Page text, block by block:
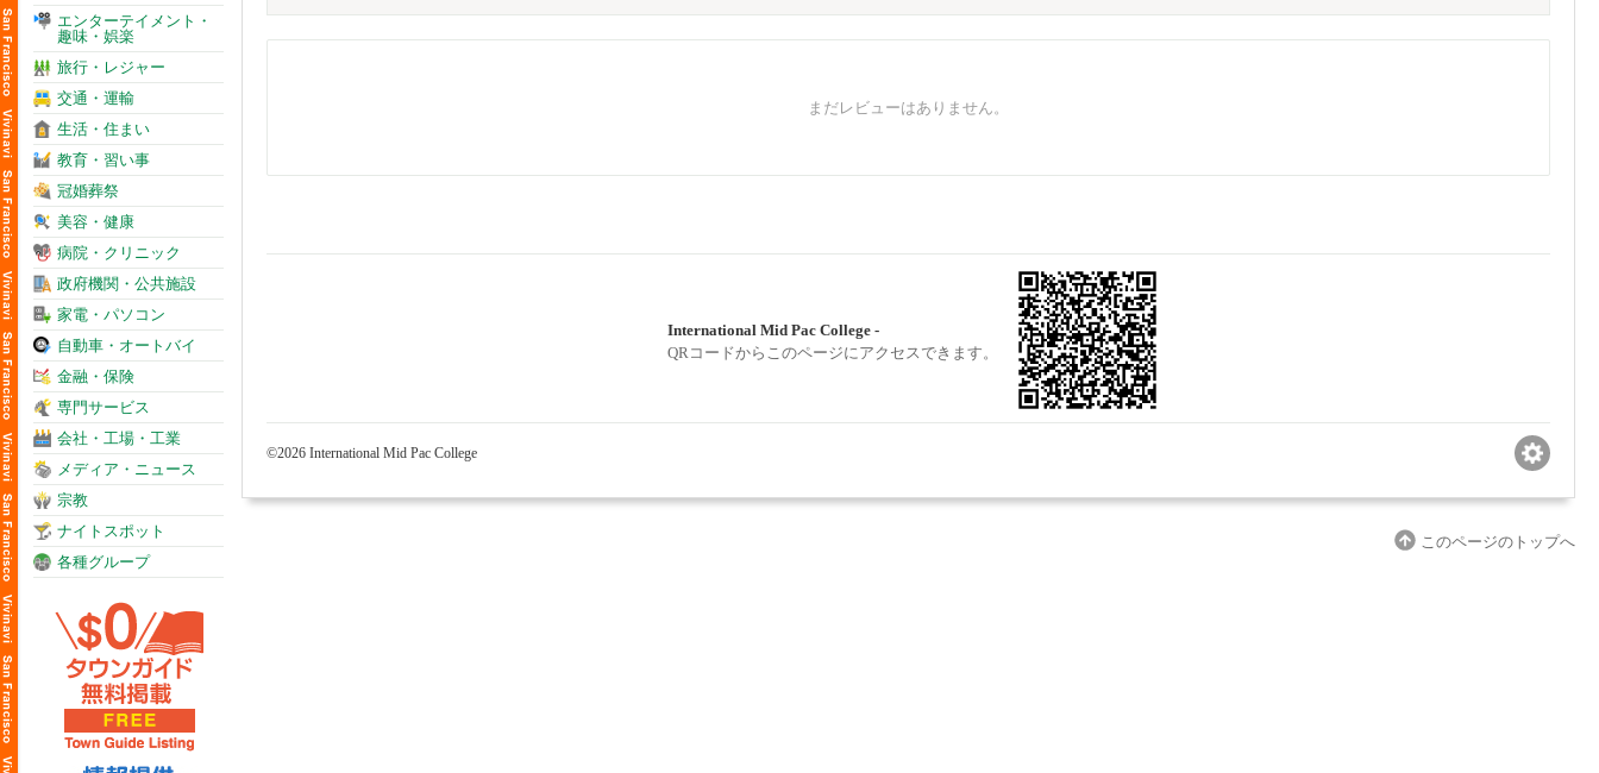
エンターテイメント・
趣味・娯楽
旅行・レジャー
交通・運輸
生活・住まい
教育・習い事
冠婚葬祭
美容・健康
病院・クリニック
政府機関・公共施設
家電・パソコン
自動車・オートバイ
金融・保険
専門サービス
会社・工場・工業
メディア・ニュース
宗教
ナイトスポット
各種グループ
まだレビューはありません。
International Mid Pac College -
QRコードからこのページにアクセスできます。
©2026 International Mid Pac College
このページのトップへ